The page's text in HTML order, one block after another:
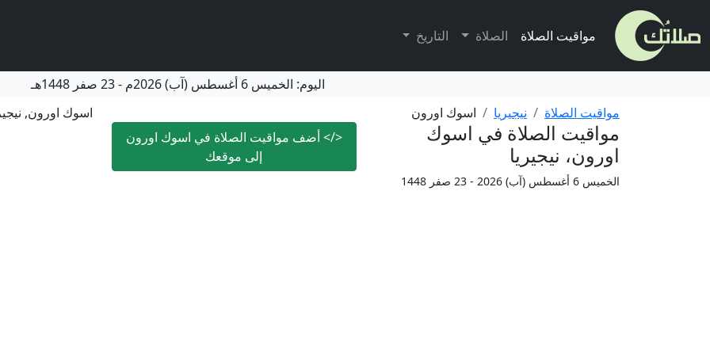
مواقيت الصلاة الصلاة التاريخ
اليوم: الخميس 6 أغسطس (آب) 2026م -23 صفر 1448هـ
مواقيت الصلاة
نيجيريا اسوك اورون
مواقيت الصلاة في اسوك
اورون، نيجيريا
</>أضف مواقيت الصلاة في اسوك اورون
إلى موقعك
الخميس 6 أغسطس (آب) 2026 - 23 صفر 1448
اسوك اورون,